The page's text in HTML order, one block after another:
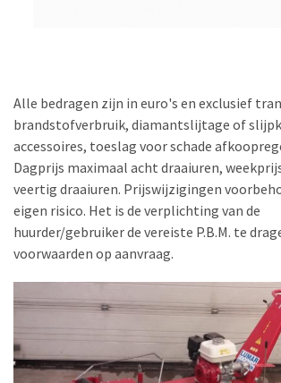
Alle bedragen zijn in euro's en exclusief
brandstofverbruik, diamantslijtage of
accessoires, toeslag voor schade
Dagprijs maximaal acht draaiuren,
veertig draaiuren. Prijswijzigingen
eigen risico. Het is de verplichting van de
huurder/gebruiker de vereiste P.B.M. te
voorwaarden op aanvraag.